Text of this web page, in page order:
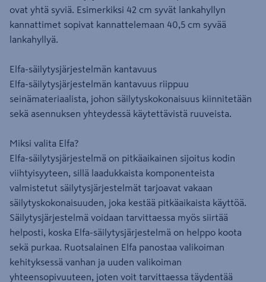
ovat yhtä syviä. Esimerkiksi 42 cm syvät lankahyllyn
kannattimet sopivat kannattelemaan 40,5 cm syvää
lankahyllyä.
Elfa-säilytysjärjestelmän kantavuus
Elfa-säilytysjärjestelmän kantavuus riippuu
seinämateriaalista, johon säilytyskokonaisuus kiinnitetään
sekä asennuksen yhteydessä käytettävistä ruuveista.
Miksi valita Elfa?
Elfa-säilytysjärjestelmä on pitkäaikainen sijoitus kodin
viihtyisyyteen, sillä laadukkaista komponenteista
valmistetut säilytysjärjestelmät tarjoavat vakaan
säilytyskokonaisuuden, joka kestää pitkäaikaista käyttöä.
Säilytysjärjestelmä voidaan tarvittaessa myös siirtää
helposti, koska Elfa-säilytysjärjestelmä on helppo koota
sekä purkaa. Ruotsalainen Elfa panostaa valikoiman
kehityksessä vanhan ja uuden valikoiman
yhteensopivuuteen, joten voit tarvittaessa täydentää